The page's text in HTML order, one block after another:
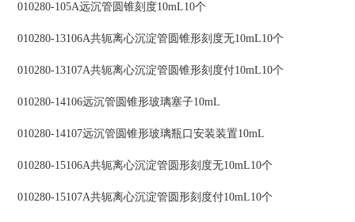
010280-105A远沉管圆锥刻度10mL10个
010280-13106A共轭离心沉淀管圆锥形刻度无10mL10个
010280-13107A共轭离心沉淀管圆锥形刻度付10mL10个
010280-14106远沉管圆锥形玻璃塞子10mL
010280-14107远沉管圆锥形玻璃瓶口安装装置10mL
010280-15106A共轭离心沉淀管圆形刻度无10mL10个
010280-15107A共轭离心沉淀管圆形刻度付10mL10个